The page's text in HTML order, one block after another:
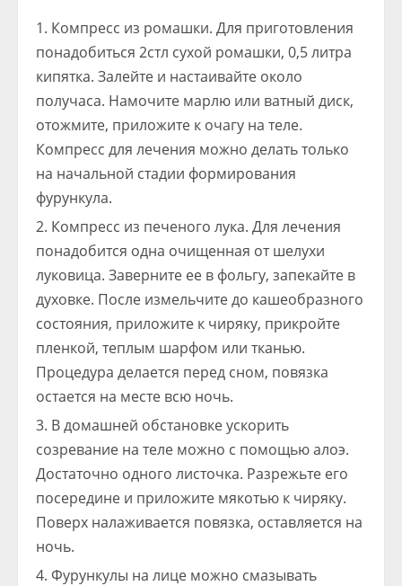
Компресс из ромашки. Для приготовления
понадобиться 2стл сухой ромашки, 0,5 литра
кипятка. Залейте и настаивайте около
получаса. Намочите марлю или ватный диск,
отожмите, приложите к очагу на теле.
Компресс для лечения можно делать только
на начальной стадии формирования
фурункула.
Компресс из печеного лука. Для лечения
понадобится одна очищенная от шелухи
луковица. Заверните ее в фольгу, запекайте в
духовке. После измельчите до кашеобразного
состояния, приложите к чиряку, прикройте
пленкой, теплым шарфом или тканью.
Процедура делается перед сном, повязка
остается на месте всю ночь.
В домашней обстановке ускорить
созревание на теле можно с помощью алоэ.
Достаточно одного листочка. Разрежьте его
посередине и приложите мякотью к чиряку.
Поверх налаживается повязка, оставляется на
ночь.
Фурункулы на лице можно смазывать